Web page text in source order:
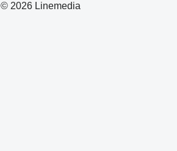
© 2026 Linemedia